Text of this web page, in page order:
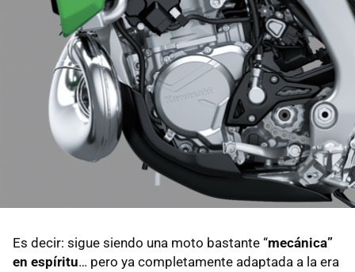
Es decir: sigue siendo una moto bastante “mecánica”
en espíritu… pero ya completamente adaptada a la era